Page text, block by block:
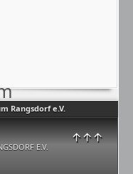
Rangsdorf e.V.
↑↑↑
E.V.